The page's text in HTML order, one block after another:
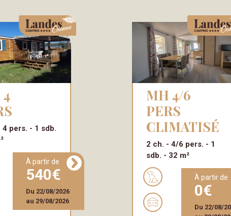
4 pers.
1 sdb.
à partir de
540
Du 22/08/2026
au 29/08/2026
MH 4/6
PERS
CLIMATISÉ
2 ch. 4/6 pers.
1
sdb.
32 m²
à partir de
0
Du 22/08/